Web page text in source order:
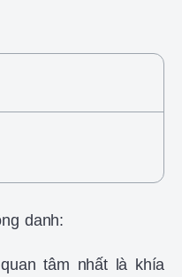
danh:
tâm nhất là khía